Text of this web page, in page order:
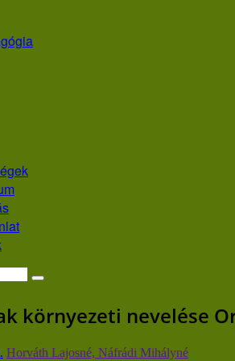
környezeti nevelése
Horváth Lajosné, Náfrádi Mihályné